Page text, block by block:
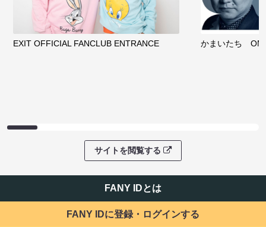
EXIT OFFICIAL FANCLUB ENTRANCE かまいたち
サイトを閲覧する
FANY IDとは
FANY IDに登録・ログインする